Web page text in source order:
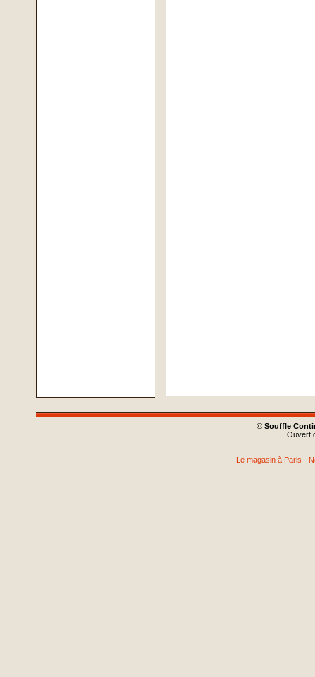
© Souffle
Ouvert
Le magasin à Paris -